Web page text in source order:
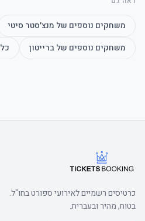
משחקים נוספים של מנצ׳סטר סיטי
משחקים נוספים שלברייטון
כרטיסים רשמיים לאירועי ספורט בחו"ל.
בטוח, מהיר ובעברית.